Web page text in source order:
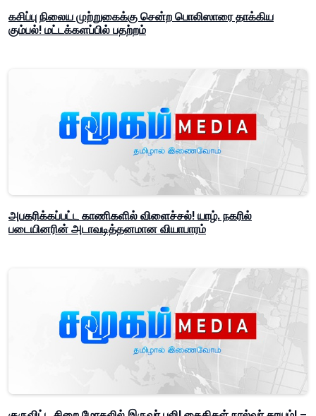
கசிப்பு நிலைய முற்றுகைக்கு சென்ற பொலிஸாரை தாக்கிய
கும்பல்! மட்டக்களப்பில் பதற்றம்
அபகரிக்கப்பட்ட காணிகளில் விளைச்சல்! யாழ். நகரில்
படையினரின் அடாவடித்தனமான வியாபாரம்